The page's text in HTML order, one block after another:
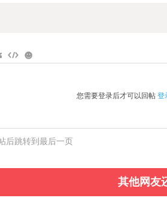
您需要登录后才可以回帖 登
后跳转到最后一页
其他网友